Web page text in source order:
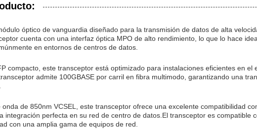
óptico de vanguardia diseñado para la transmisión de datos de alta
cuenta con una interfaz óptica MPO de alto rendimiento, lo que lo hace
en entornos de centros de datos.
compacto, este transceptor está optimizado para instalaciones eficientes en el
admite 100GBASE por carril en fibra multimodo, garantizando una
de 850nm VCSEL, este transceptor ofrece una excelente compatibilidad
integración perfecta en su red de centro de datos.El transceptor es compatible
con una amplia gama de equipos de red.